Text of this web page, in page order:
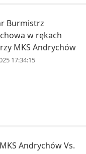
Burmistrz
w rękach
MKS Andrychów
17:34:15
Andrychów Vs.